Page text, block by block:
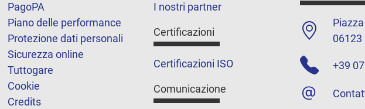
PagoPA
Piano delle performance
Protezione dati personali
Sicurezza online
Tuttogare
Cookie
Credits
I nostri partner
Certificazioni
Certificazioni ISO
Comunicazione
06123
+39